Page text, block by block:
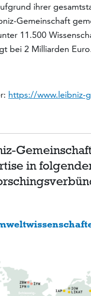
ihrer
Gemeinschaft
11.500
bei 2 Milliarden
https://www.leibniz-
in